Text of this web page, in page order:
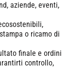
aziende, eventi,
o ricamo di
finale e ordini
controllo,